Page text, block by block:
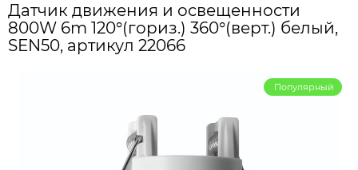
Датчик движения и освещенности
800W 6m 120°(гориз.) 360°(верт.) белый,
SEN50, артикул 22066
Популярный